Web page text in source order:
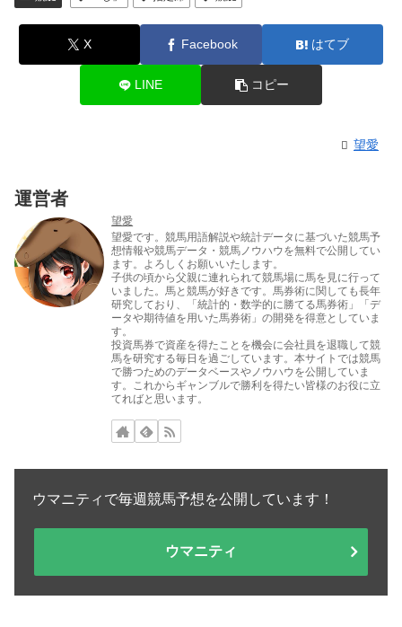
X Facebook はてブ
LINE コピー
望愛
運営者
望愛
望愛です。競馬用語解説や統計データに基づいた競馬予
想情報や競馬データ・競馬ノウハウを無料で公開してい
ます。よろしくお願いいたします。
子供の頃から父親に連れられて競馬場に馬を見に行って
いました。馬と競馬が好きです。馬券術に関しても長年
研究しており、「統計的・数学的に勝てる馬券術」「デ
ータや期待値を用いた馬券術」の開発を得意としていま
す。
投資馬券で資産を得たことを機会に会社員を退職して競
馬を研究する毎日を過ごしています。本サイトでは競馬
で勝つためのデータベースやノウハウを公開していま
す。これからギャンブルで勝利を得たい皆様のお役に立
てればと思います。
ウマニティで毎週競馬予想を公開しています！
ウマニティ